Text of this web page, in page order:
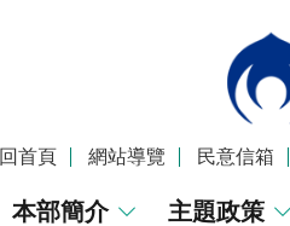
回首頁 網站導覽 民意信箱
本部簡介 主題政策